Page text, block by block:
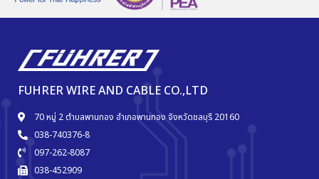
FUHRER WIRE AND CABLE CO.,LTD
70 หมู่ 2 ตำบลพานทอง อำเภอพานทอง จังหวัดชลบุรี 20160
038-740376-8
097-262-8087
038-452909